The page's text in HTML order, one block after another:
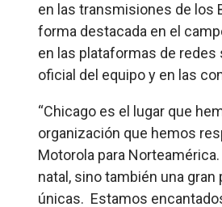
en las transmisiones de los
forma destacada en el
en las plataformas de
oficial del equipo y en las
“Chicago es el lugar que
organización que hemos
Motorola para
natal, sino también una
únicas. Estamos